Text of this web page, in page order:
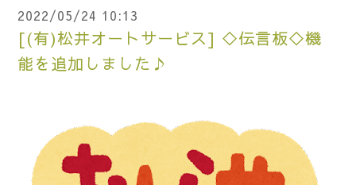
2022/05/24 10:13
[(有)松井オートサービス] ◇伝言板◇機
能を追加しました♪